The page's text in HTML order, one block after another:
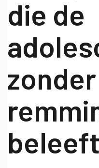
die de
zonder